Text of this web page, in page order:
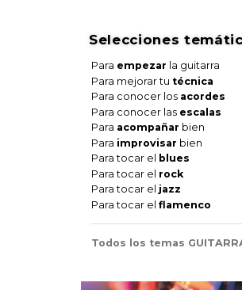
Selecciones
Para empezar la guitarra
Para mejorar tu técnica
Para conocer los acordes
Para conocer las escalas
Para acompañar bien
Para improvisar bien
Para tocar el
blues
Para tocar el rock
Para tocar el jazz
Para tocar el flamenco
Todos los temas